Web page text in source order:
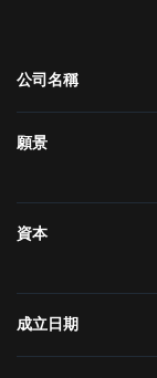
公司名稱
願景
資本
成立日期